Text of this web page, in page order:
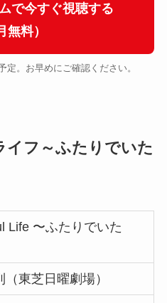
で今すぐ視聴する
無料）
。お早めにご確認ください。
イフ～ふたりでいた
Life 〜ふたりでいた
東芝日曜劇場）